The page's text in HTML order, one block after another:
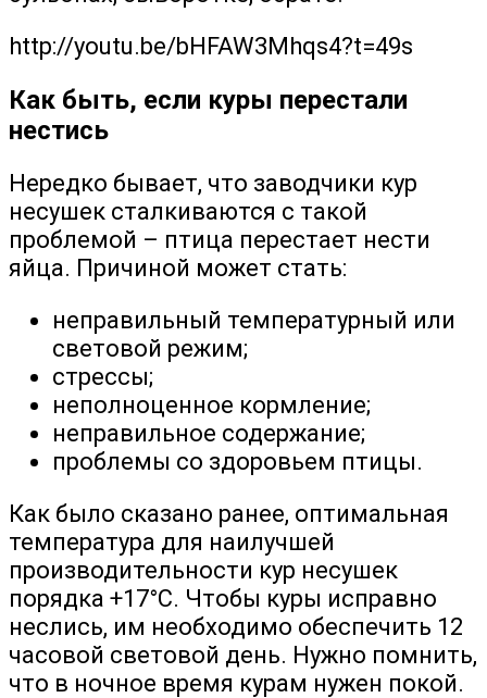
http://youtu.be/bHFAW3Mhqs4?t=49s
Как быть, если куры перестали
нестись
Нередко бывает, что заводчики кур
несушек сталкиваются с такой
проблемой – птица перестает нести
яйца. Причиной может стать:
неправильный температурный или
световой режим;
стрессы;
неполноценное кормление;
неправильное содержание;
проблемы со здоровьем птицы.
Как было сказано ранее, оптимальная
температура для наилучшей
производительности кур несушек
порядка +17°С. Чтобы куры исправно
неслись, им необходимо обеспечить 12
часовой световой день. Нужно помнить,
что в ночное время курам нужен покой.